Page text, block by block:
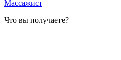
Массажист
Что вы получаете?